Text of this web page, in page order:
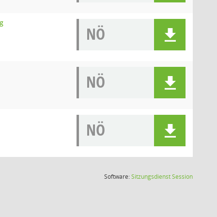
NÖ
NÖ
NÖ
Software:SitzungsdienstSession(Wird in